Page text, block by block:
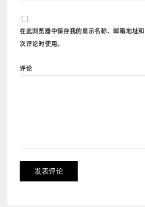
在此浏览器中保存我的显示名称、邮箱地址
次评论时使用。
评论